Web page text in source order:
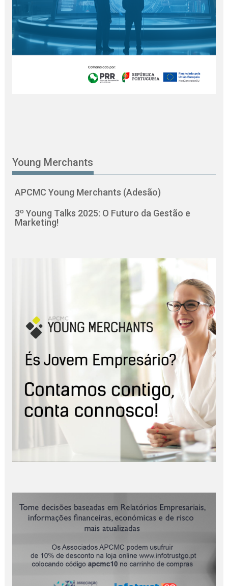
Young Merchants
APCMC Young Merchants (Adesão)
3º Young Talks 2025: O Futuro da Gestão e
Marketing!